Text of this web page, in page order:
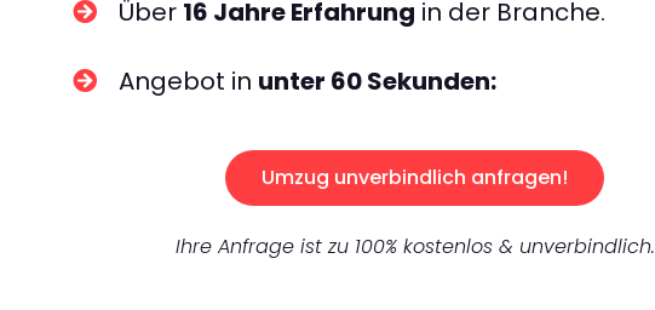
Über 16 Jahre Erfahrung in der Branche.
Angebot in unter 60 Sekunden:
Umzug unverbindlich anfragen!
Ihre Anfrage ist zu 100% kostenlos & unverbindlich.